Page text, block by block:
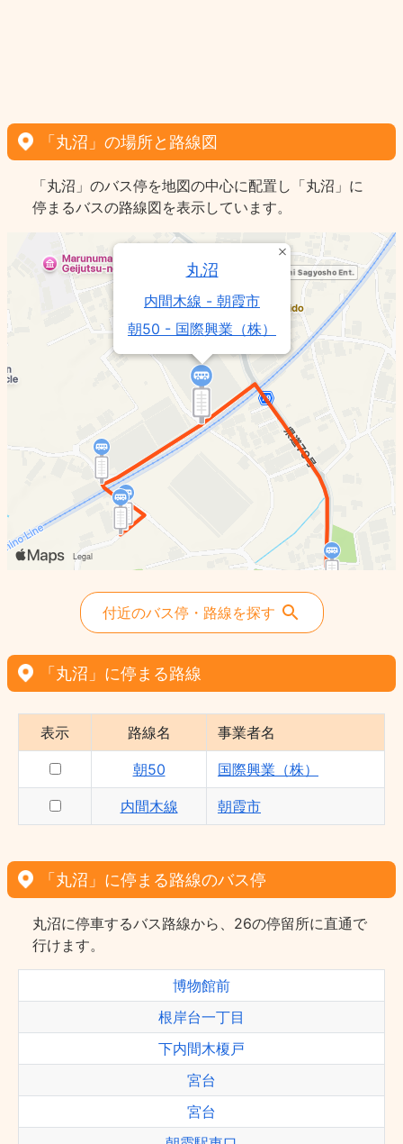
「丸沼」の場所と路線図
「丸沼」のバス停を地図の中心に配置し「丸沼」に
停まるバスの路線図を表示しています。
丸沼
内間木線 - 朝霞市
朝50 - 国際興業（株）
付近のバス停・路線を探す
「丸沼」に停まる路線
表示 路線名 事業者名
朝50 国際興業（株）
内間木線 朝霞市
「丸沼」に停まる路線のバス停
丸沼に停車するバス路線から、26の停留所に直通で
行けます。
博物館前
根岸台一丁目
下内間木榎戸
宮台
宮台